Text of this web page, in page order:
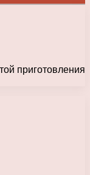
приготовления